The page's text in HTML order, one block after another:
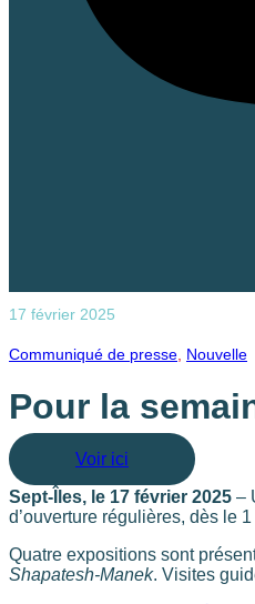
17 février 2025
Communiqué de presse Nouvelle
Pour la
Voir ici
Sept-Îles, le 17 février 2025 –
d’ouverture régulières, dès le
Quatre expositions sont
Shapatesh-Manek. Visites